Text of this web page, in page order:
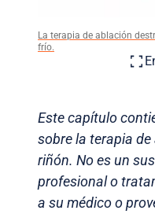
La terapia de ablación
frío.
Este capítulo
sobre la terapia
riñón. No es un
profesional o
a su médico o